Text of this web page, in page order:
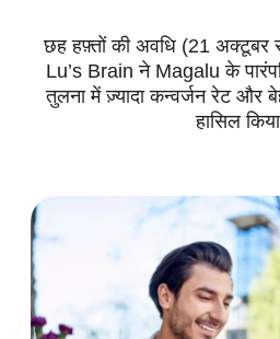
छह हफ़्तों की अवधि (21 अक्टूबर
Lu’s Brain ने Magalu के
तुलना में ज़्यादा कन्वर्जन रेट और
हासिल